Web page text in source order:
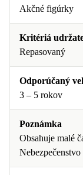
Akčné figúrky
Kritériá
Repasovaný
Odporúčaný
3 – 5 rokov
Poznámka
Obsahuje malé
Nebezpečenstvo